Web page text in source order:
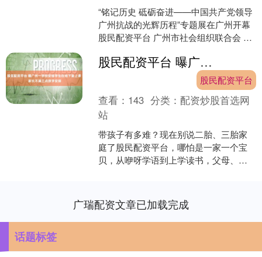
“铭记历史 砥砺奋进——中国共产党领导
广州抗战的光辉历程”专题展在广州开幕
股民配资平台 广州市社会组织联合会 为
战争胜利80周....
股民配资平台 曝广州一学校安排学生在地下室上课 家长不满三点放学安排
股民配资平台
查看： 143 分类：配资炒股首选网
站
带孩子有多难？现在别说二胎、三胎家
庭了股民配资平台，哪怕是一家一个宝
贝，从咿呀学语到上学读书，父母、老
广瑞配资文章已加载完成
话题标签